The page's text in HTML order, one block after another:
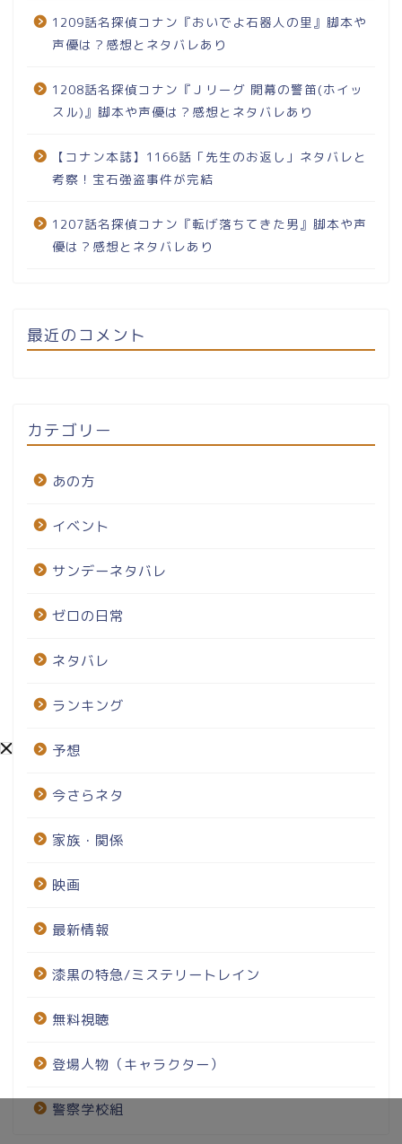
1209話名探偵コナン『おいでよ石器人の里』脚本や
声優は？感想とネタバレあり
1208話名探偵コナン『Ｊリーグ 開幕の警笛(ホイッ
スル)』脚本や声優は？感想とネタバレあり
【コナン本誌】1166話「先生のお返し」ネタバレと
考察！宝石強盗事件が完結
1207話名探偵コナン『転げ落ちてきた男』脚本や声
優は？感想とネタバレあり
最近のコメント
カテゴリー
あの方
イベント
サンデーネタバレ
ゼロの日常
ネタバレ
ランキング
予想
今さらネタ
家族・関係
映画
最新情報
漆黒の特急/ミステリートレイン
無料視聴
登場人物（キャラクター）
警察学校組